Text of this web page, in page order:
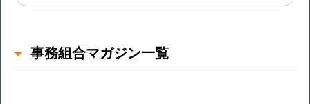
事務組合マガジン一覧